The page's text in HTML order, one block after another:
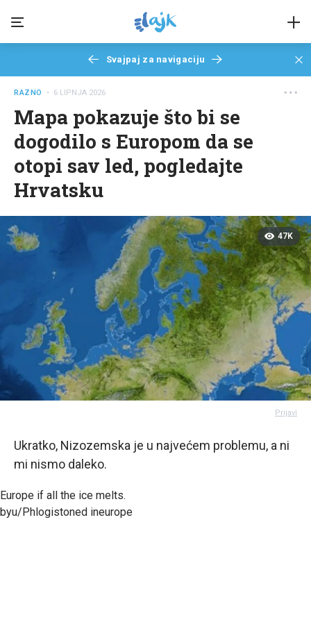
Svajpaj za navigaciju
RAZNO • 6 LIPNJA 2026
Mapa pokazuje što bi se
dogodilo s Europom da se
otopi sav led, pogledajte
Hrvatsku
47K
Prijavi
Ukratko, Nizozemska je u najvećem problemu, a ni
mi nismo daleko.
Europe if all the ice melts.
byu/Phlogistoned ineurope